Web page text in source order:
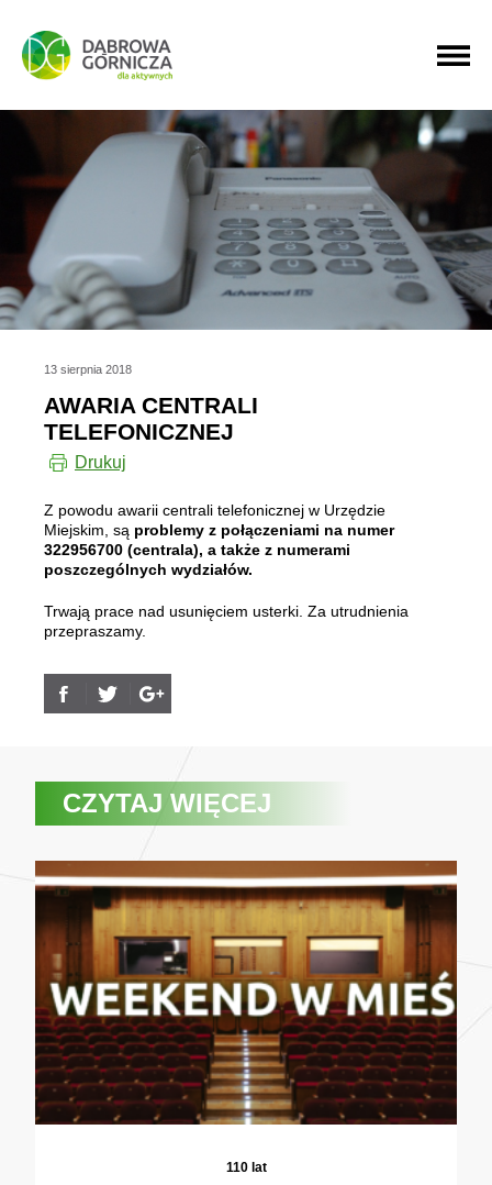
PRZEJDŹ DO MENU GŁÓWNEGO
PRZEJDŹ DO WYSZUKIWARKI
PRZEJDŹ DO TREŚCI
13 sierpnia 2018
AWARIA CENTRALI
TELEFONICZNEJ
Drukuj
Z powodu awarii centrali telefonicznej w Urzędzie
Miejskim, są problemy z połączeniami na numer
322956700 (centrala), a także z numerami
poszczególnych wydziałów.
Trwają prace nad usunięciem usterki. Za utrudnienia
przepraszamy.
CZYTAJ WIĘCEJ
110 lat